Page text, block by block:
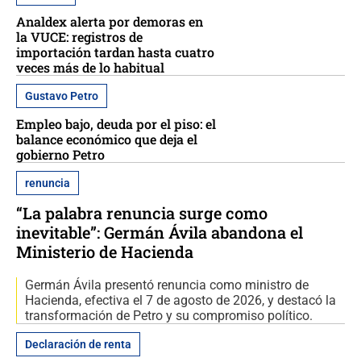
Analdex alerta por demoras en
la VUCE: registros de
importación tardan hasta cuatro
veces más de lo habitual
Gustavo Petro
Empleo bajo, deuda por el piso: el
balance económico que deja el
gobierno Petro
renuncia
“La palabra renuncia surge como
inevitable”: Germán Ávila abandona el
Ministerio de Hacienda
Germán Ávila presentó renuncia como ministro de
Hacienda, efectiva el 7 de agosto de 2026, y destacó la
transformación de Petro y su compromiso político.
Declaración de renta